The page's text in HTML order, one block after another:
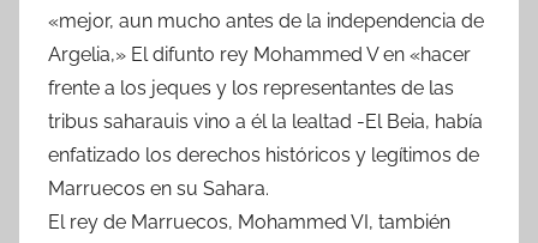
«mejor, aun mucho antes de la independencia de
Argelia,» El difunto rey Mohammed V en «hacer
frente a los jeques y los representantes de las
tribus saharauis vino a él la lealtad -El Beia, había
enfatizado los derechos históricos y legítimos de
Marruecos en su Sahara.
El rey de Marruecos, Mohammed VI, también